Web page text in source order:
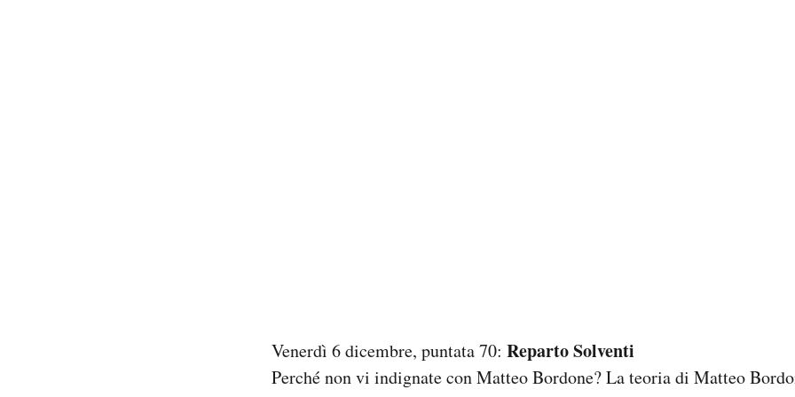
Venerdì 6 dicembre, puntata 70: Reparto Solventi
Perché non vi indignate con Matteo Bordone? La teoria di Matteo